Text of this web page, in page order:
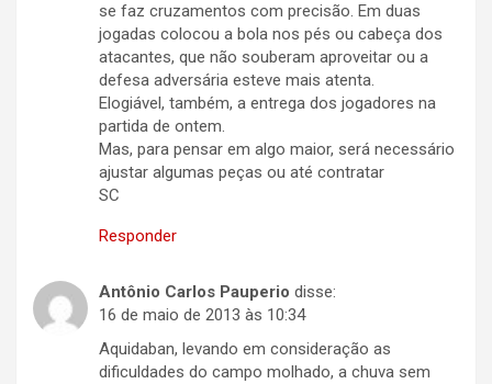
se faz cruzamentos com precisão. Em duas
jogadas colocou a bola nos pés ou cabeça dos
atacantes, que não souberam aproveitar ou a
defesa adversária esteve mais atenta.
Elogiável, também, a entrega dos jogadores na
partida de ontem.
Mas, para pensar em algo maior, será necessário
ajustar algumas peças ou até contratar
SC
Responder
Antônio Carlos Pauperio disse:
16 de maio de 2013 às 10:34
Aquidaban, levando em consideração as
dificuldades do campo molhado, a chuva sem